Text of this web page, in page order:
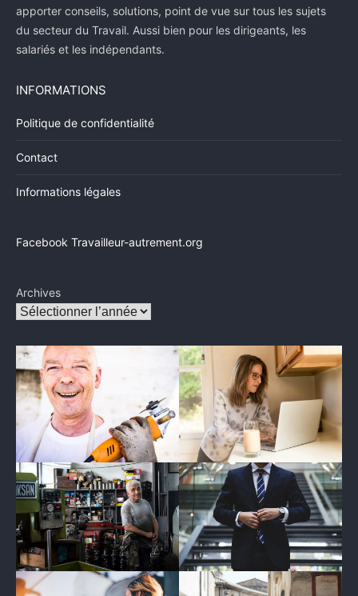
apporter conseils, solutions, point de vue sur tous les sujets
du secteur du Travail. Aussi bien pour les dirigeants, les
salariés et les indépendants.
INFORMATIONS
Politique de confidentialité
Contact
Informations légales
Facebook Travailleur-autrement.org
Archives